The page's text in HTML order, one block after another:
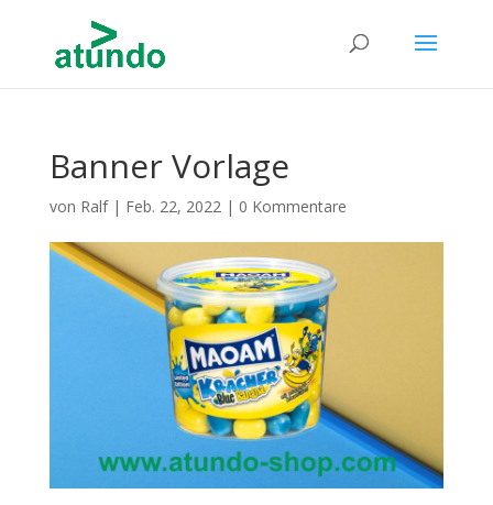
Banner Vorlage
von Ralf| Feb. 22, 2022| 0 Kommentare